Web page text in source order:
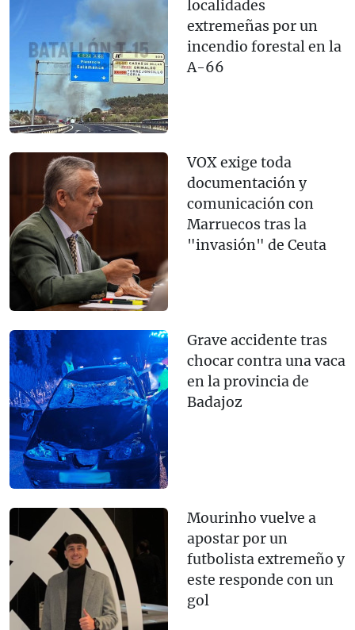
localidades
extremeñas por un
incendio forestal en la
A-66
VOX exige toda
documentación y
comunicación con
Marruecos tras la
"invasión" de Ceuta
Grave accidente tras
chocar contra una vaca
en la provincia de
Badajoz
Mourinho vuelve a
apostar por un
futbolista extremeño y
este responde con un
gol